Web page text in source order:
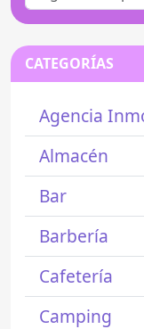
CATEGORÍAS
Agencia
Almacén
Bar
Barbería
Cafetería
Camping